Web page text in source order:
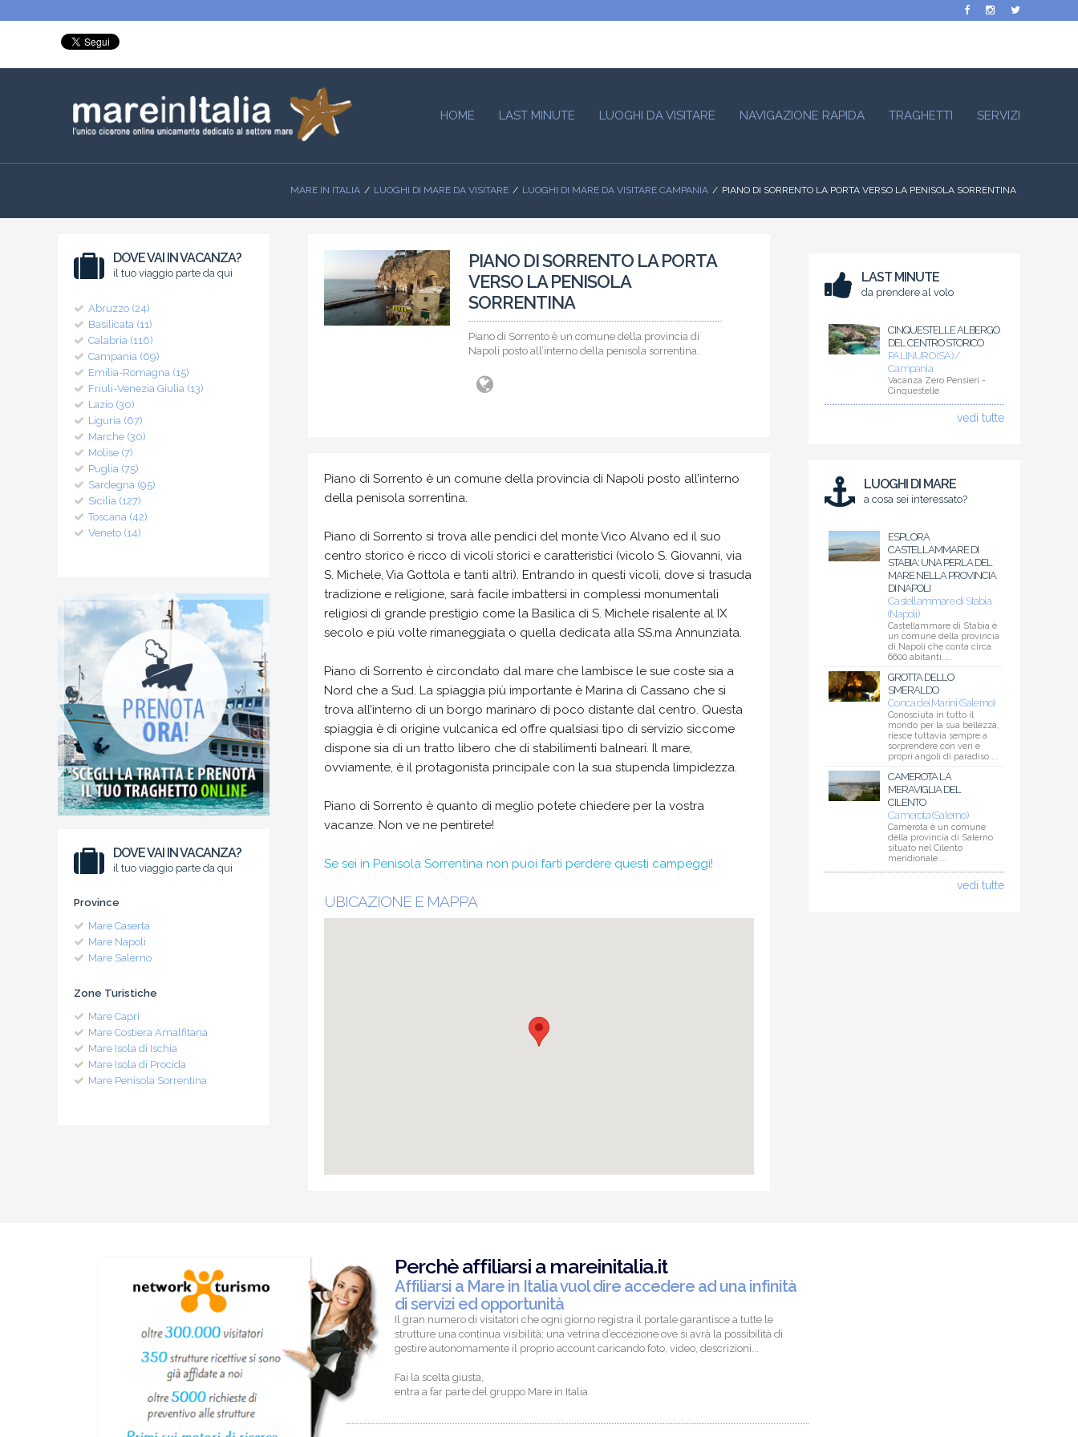
HOME LAST MINUTE LUOGHI DA VISITARE NAVIGAZIONE RAPIDA TRAGHETTI SERVIZI
MARE IN ITALIA LUOGHI DI MARE DA VISITARE LUOGHI DI MARE DA VISITARE CAMPANIA PIANO DI SORRENTO LA PORTA VERSO LA PENISOLA SORRENTINA
DOVE VAI IN VACANZA?
il tuo viaggio parte da qui
Abruzzo (24)
Basilicata (11)
Calabria (116)
Campania (69)
Emilia-Romagna (15)
Friuli-Venezia Giulia (13)
Lazio (30)
Liguria (67)
Marche (30)
Molise (7)
Puglia (75)
Sardegna (95)
Sicilia (127)
Toscana (42)
Veneto (14)
DOVE VAI IN VACANZA?
il tuo viaggio parte da qui
Province
Mare Caserta
Mare Napoli
Mare Salerno
Zone Turistiche
Mare Capri
Mare Costiera Amalfitana
Mare Isola di Ischia
Mare Isola di Procida
Mare Penisola Sorrentina
PIANO DI SORRENTO LA PORTA
VERSO LA PENISOLA
SORRENTINA
Piano di Sorrento è un comune della provincia di
Napoli posto all’interno della penisola sorrentina.
Piano di Sorrento è un comune della provincia di Napoli posto all’interno
della penisola sorrentina.
Piano di Sorrento si trova alle pendici del monte Vico Alvano ed il suo
centro storico è ricco di vicoli storici e caratteristici (vicolo S. Giovanni, via
S. Michele, Via Gottola e tanti altri). Entrando in questi vicoli, dove si trasuda
tradizione e religione, sarà facile imbattersi in complessi monumentali
religiosi di grande prestigio come la Basilica di S. Michele risalente al IX
secolo e più volte rimaneggiata o quella dedicata alla SS.ma Annunziata.
Piano di Sorrento è circondato dal mare che lambisce le sue coste sia a
Nord che a Sud. La spiaggia più importante è Marina di Cassano che si
trova all’interno di un borgo marinaro di poco distante dal centro. Questa
spiaggia è di origine vulcanica ed offre qualsiasi tipo di servizio siccome
dispone sia di un tratto libero che di stabilimenti balneari. Il mare,
ovviamente, è il protagonista principale con la sua stupenda limpidezza.
Piano di Sorrento è quanto di meglio potete chiedere per la vostra
vacanze. Non ve ne pentirete!
Se sei in Penisola Sorrentina non puoi farti perdere questi campeggi!
UBICAZIONE E MAPPA
LAST MINUTE
da prendere al volo
CINQUESTELLE ALBERGO
DEL CENTRO STORICO
PALINURO (SA) /
Campania
Vacanza Zero Pensieri -
Cinquestelle
vedi tutte
LUOGHI DI MARE
a cosa sei interessato?
ESPLORA
CASTELLAMMARE DI
STABIA: UNA PERLA DEL
MARE NELLA PROVINCIA
DI NAPOLI
Castellammare di Stabia
(Napoli)
Castellammare di Stabia è
un comune della provincia
di Napoli che conta circa
6600 abitanti....
GROTTA DELLO
SMERALDO
Conca dei Marini (Salerno)
Conosciuta in tutto il
mondo per la sua bellezza,
riesce tuttavia sempre a
sorprendere con veri e
propri angoli di paradiso....
CAMEROTA LA
MERAVIGLIA DEL
CILENTO
Camerota (Salerno)
Camerota è un comune
della provincia di Salerno
situato nel Cilento
meridionale....
vedi tutte
Perchè affiliarsi a mareinitalia.it
Affiliarsi a Mare in Italia vuol dire accedere ad una infinità
di servizi ed opportunità
Il gran numero di visitatori che ogni giorno registra il portale garantisce a tutte le
strutture una continua visibilità; una vetrina d’eccezione ove si avrà la possibilità di
gestire autonomamente il proprio account caricando foto, video, descrizioni...
Fai la scelta giusta,
entra a far parte del gruppo Mare in Italia